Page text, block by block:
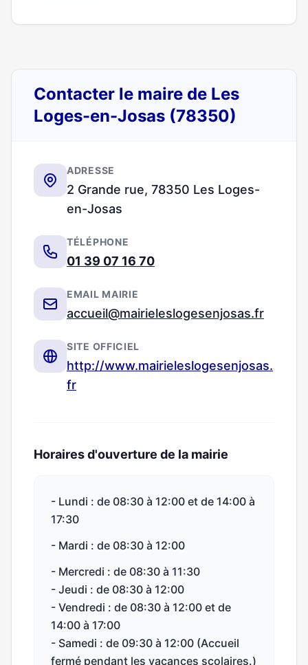
Contacter le maire de Les
Loges-en-Josas (78350)
ADRESSE
2 Grande rue, 78350 Les Loges-
en-Josas
TÉLÉPHONE
01 39 07 16 70
EMAIL MAIRIE
accueil@mairieleslogesenjosas.fr
SITE OFFICIEL
http://www.mairieleslogesenjosas.
fr
Horaires d'ouverture de la mairie
- Lundi : de 08:30 à 12:00 et de 14:00 à
17:30
- Mardi : de 08:30 à 12:00
- Mercredi : de 08:30 à 11:30
- Jeudi : de 08:30 à 12:00
- Vendredi : de 08:30 à 12:00 et de
14:00 à 17:00
- Samedi : de 09:30 à 12:00 (Accueil
fermé pendant les vacances scolaires.)